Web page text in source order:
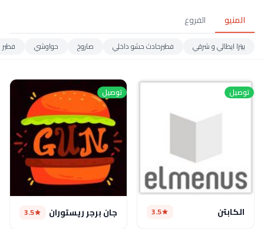
المنيو الفروع
بيتزا ايطالي و شرقي فطيرحادث حشو داخلي صاروخ حواوشي فطير
توصيل
الكابتن 3.5
توصيل
جان برجر ريستوران 3.5